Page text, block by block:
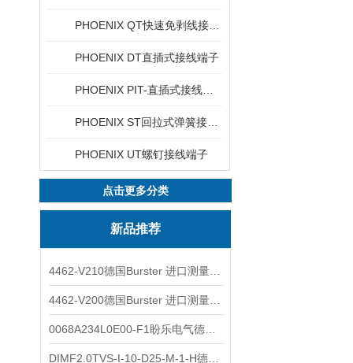
PHOENIX DT直插式接线端子
PHOENIX UT螺钉接线端子
点击更多分类
新品推荐